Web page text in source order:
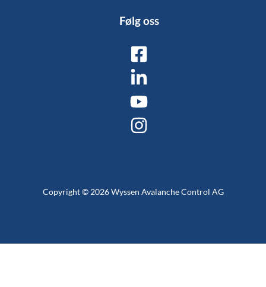
Følg oss
Copyright © 2026 Wyssen Avalanche Control AG